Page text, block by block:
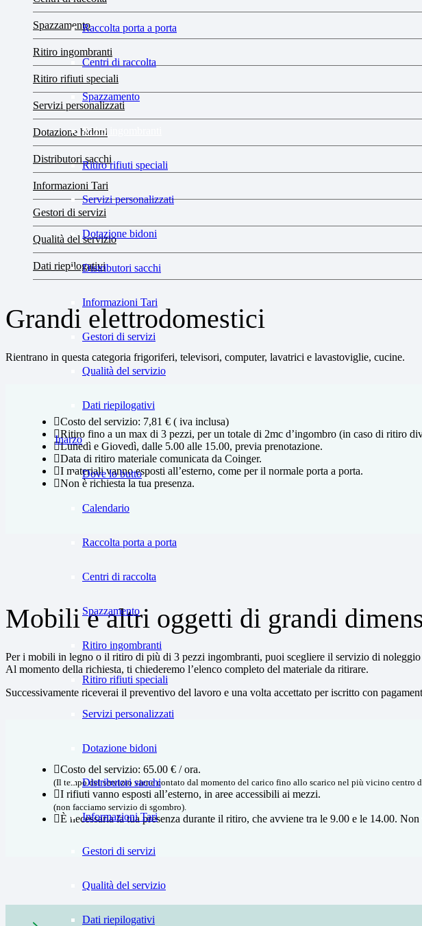
Raccolta porta a porta
Centri di raccolta
Spazzamento
Ritiro ingombranti
Ritiro rifiuti speciali
Servizi personalizzati
Dotazione bidoni
Distributori sacchi
Informazioni Tari
Gestori di servizi
Qualità del servizio
Dati riepilogativi
Inarzo
Dove lo butto
Calendario
Raccolta porta a porta
Centri di raccolta
Spazzamento
Ritiro ingombranti
Ritiro rifiuti speciali
Servizi personalizzati
Dotazione bidoni
Distributori sacchi
Informazioni Tari
Gestori di servizi
Qualità del servizio
Dati riepilogativi
Spazzamento
Ritiro ingombranti
Ritiro rifiuti speciali
Servizi personalizzati
Dotazione bidoni
Distributori sacchi
Informazioni Tari
Gestori di servizi
Qualità del servizio
Dati riepilogativi
Grandi elettrodomestici
Rientrano in questa categoria frigoriferi, televisori, computer, lavatrici e lavastoviglie, cucine.
Costo del servizio: 7,81 € ( iva inclusa)
Ritiro fino a un max di 3 pezzi, per un totale di 2mc d’ingombro (in caso di ritiro
Lunedì e Giovedì, dalle 5.00 alle 15.00, previa prenotazione.
Data di ritiro materiale comunicata da Coinger.
I materiali vanno esposti all’esterno, come per il normale porta a porta.
Non è richiesta la tua presenza.
Mobili e altri oggetti di grandi
Per i mobili in legno o il ritiro di più di 3 pezzi ingombranti, puoi scegliere il servizio di noleggio
Al momento della richiesta, ti chiederemo l’elenco completo del materiale da ritirare.
Successivamente riceverai il preventivo del lavoro e una volta accettato per iscritto con
Costo del servizio: 65.00 € / ora.
(Il tempo del servizio viene contato dal momento del carico fino allo scarico nel più vicino centro
I rifiuti vanno esposti all’esterno, in aree accessibili ai mezzi.
(non facciamo servizio di sgombro).
È necessaria la tua presenza durante il ritiro, che avviene tra le 9.00 e le 14.00.